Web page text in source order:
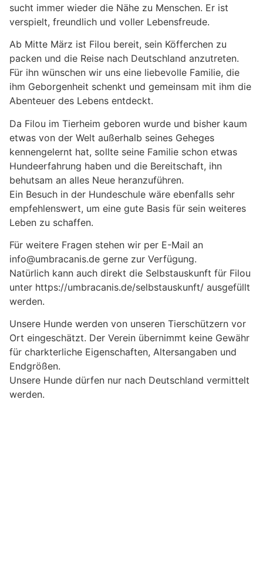
sucht immer wieder die Nähe zu Menschen. Er ist
verspielt, freundlich und voller Lebensfreude.
Ab Mitte März ist Filou bereit, sein Köfferchen zu
packen und die Reise nach Deutschland anzutreten.
Für ihn wünschen wir uns eine liebevolle Familie, die
ihm Geborgenheit schenkt und gemeinsam mit ihm die
Abenteuer des Lebens entdeckt.
Da Filou im Tierheim geboren wurde und bisher kaum
etwas von der Welt außerhalb seines Geheges
kennengelernt hat, sollte seine Familie schon etwas
Hundeerfahrung haben und die Bereitschaft, ihn
behutsam an alles Neue heranzuführen.
Ein Besuch in der Hundeschule wäre ebenfalls sehr
empfehlenswert, um eine gute Basis für sein weiteres
Leben zu schaffen.
Für weitere Fragen stehen wir per E-Mail an
info@umbracanis.de gerne zur Verfügung.
Natürlich kann auch direkt die Selbstauskunft für Filou
unter https://umbracanis.de/selbstauskunft/ ausgefüllt
werden.
Unsere Hunde werden von unseren Tierschützern vor
Ort eingeschätzt. Der Verein übernimmt keine Gewähr
für charkterliche Eigenschaften, Altersangaben und
Endgrößen.
Unsere Hunde dürfen nur nach Deutschland vermittelt
werden.